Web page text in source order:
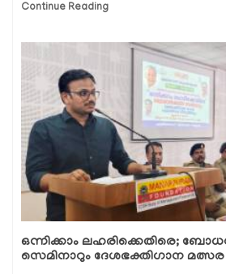
Continue Reading
ഒന്നിക്കാം ലഹരിക്കെതിരെ;
സെമിനാറും ദേശഭക്തിഗാന മത്സര